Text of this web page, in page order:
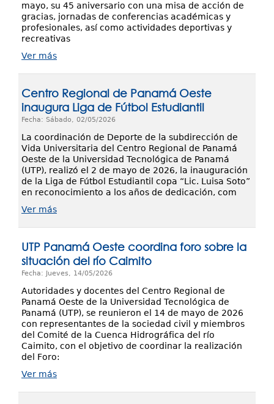
mayo, su 45 aniversario con una misa de acción de
gracias, jornadas de conferencias académicas y
profesionales, así como actividades deportivas y
recreativas
Ver más
Centro Regional de Panamá Oeste
inaugura Liga de Fútbol Estudiantil
Fecha: Sábado, 02/05/2026
La coordinación de Deporte de la subdirección de
Vida Universitaria del Centro Regional de Panamá
Oeste de la Universidad Tecnológica de Panamá
(UTP), realizó el 2 de mayo de 2026, la inauguración
de la Liga de Fútbol Estudiantil copa “Lic. Luisa Soto”
en reconocimiento a los años de dedicación, com
Ver más
UTP Panamá Oeste coordina foro sobre la
situación del río Caimito
Fecha: Jueves, 14/05/2026
Autoridades y docentes del Centro Regional de
Panamá Oeste de la Universidad Tecnológica de
Panamá (UTP), se reunieron el 14 de mayo de 2026
con representantes de la sociedad civil y miembros
del Comité de la Cuenca Hidrográfica del río
Caimito, con el objetivo de coordinar la realización
del Foro:
Ver más